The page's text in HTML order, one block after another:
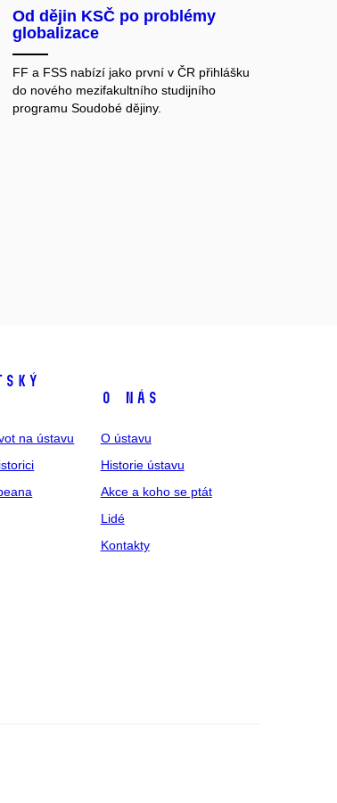
Od dějin KSČ po problémy
globalizace
FF a FSS nabízí jako první v ČR přihlášku
do nového mezifakultního studijního
programu Soudobé dějiny.
na ústavu
O nás
O ústavu
Historie ústavu
Akce a koho se ptát
Lidé
Kontakty